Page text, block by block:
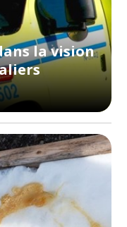
la vision